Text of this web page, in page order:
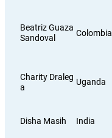
Beatriz Guaza
Sandoval
Colombia
Charity Draleg
a
Uganda
Disha Masih India